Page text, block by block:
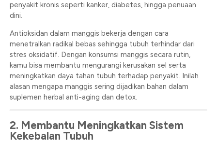
penyakit kronis seperti kanker, diabetes, hingga penuaan
dini.
Antioksidan dalam manggis bekerja dengan cara
menetralkan radikal bebas sehingga tubuh terhindar dari
stres oksidatif. Dengan konsumsi manggis secara rutin,
kamu bisa membantu mengurangi kerusakan sel serta
meningkatkan daya tahan tubuh terhadap penyakit. Inilah
alasan mengapa manggis sering dijadikan bahan dalam
suplemen herbal anti-aging dan detox.
2. Membantu Meningkatkan Sistem
Kekebalan Tubuh